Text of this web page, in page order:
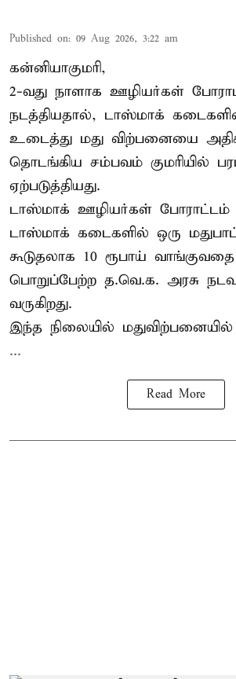
Published on: 09 Aug 2026, 3:22 am
கன்னியாகுமரி,
2-வது நாளாக ஊழியர்கள்
நடத்தியதால், டாஸ்மாக்
உடைத்து மது விற்பனையை
தொடங்கிய சம்பவம் குமரியில்
ஏற்படுத்தியது.
டாஸ்மாக் ஊழியர்கள் போராட்டம்
டாஸ்மாக் கடைகளில் ஒரு
கூடுதலாக 10 ரூபாய் வாங்குவதை
பொறுப்பேற்ற த.வெ.க. அரசு
வருகிறது.
இந்த நிலையில்
...
Read More